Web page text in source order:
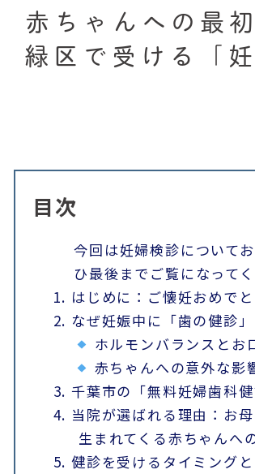
赤ちゃんへの最
緑区で受ける「
目次
今回は妊婦検診について
ひ最後までご覧になって
1. はじめに：ご懐妊おめでと
2. なぜ妊娠中に「歯の健診
ホルモンバランスとお
赤ちゃんへの意外な影
3. 千葉市の「無料妊婦歯科
4. 当院が選ばれる理由：お
生まれてくる赤ちゃんへ
5. 健診を受けるタイミング